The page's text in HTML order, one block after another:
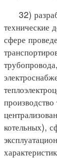
32)
технические
сфере
котельных),